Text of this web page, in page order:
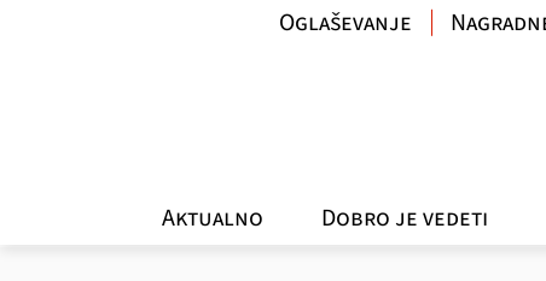
Aktualno Dobro je vedeti
Oglaševanje